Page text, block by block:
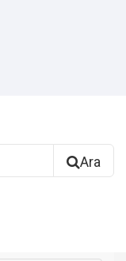
Ara